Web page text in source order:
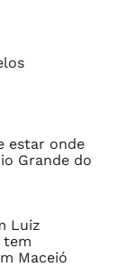
estar onde
Grande do
Luiz
tem
Maceió